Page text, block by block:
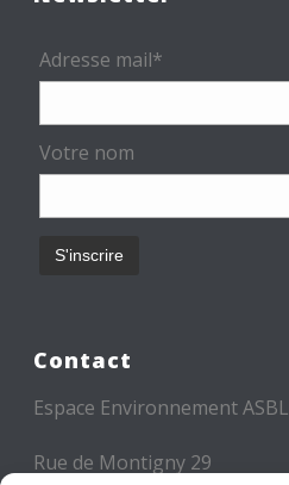
Adresse mail*
Votre nom
Contact
Espace Environnement ASBL
Rue de Montigny 29